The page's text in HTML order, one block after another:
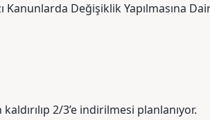
Kanunlarda Değişiklik Yapılmasına
2/3’e indirilmesi planlanıyor.